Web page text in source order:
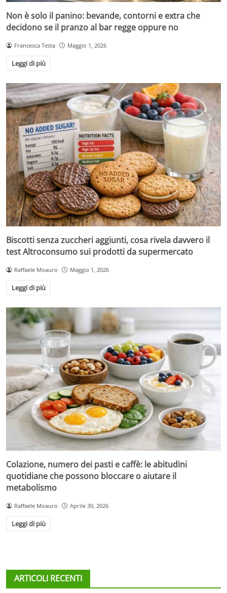
Non è solo il panino: bevande, contorni e extra che
decidono se il pranzo al bar regge oppure no
Francesca Testa Maggio 1, 2026
Leggi di più
Biscotti senza zuccheri aggiunti, cosa rivela davvero il
test Altroconsumo sui prodotti da supermercato
Raffaele Moauro Maggio 1, 2026
Leggi di più
Colazione, numero dei pasti e caffè: le abitudini
quotidiane che possono bloccare o aiutare il
metabolismo
Raffaele Moauro Aprile 30, 2026
Leggi di più
ARTICOLI RECENTI